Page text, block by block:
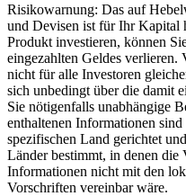
Risikowarnung: Das auf
und Devisen ist für Ihr Kapital
Produkt investieren, können
eingezahlten Geldes
nicht für alle Investoren
sich unbedingt über die damit
Sie nötigenfalls unabhängige
enthaltenen Informationen
spezifischen Land gerichtet
Länder bestimmt, in denen die
Informationen nicht mit den
Vorschriften vereinbar wäre.